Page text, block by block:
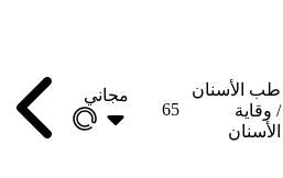
طب الأسنان
/ وقاية
الأسنان
65
مجاني